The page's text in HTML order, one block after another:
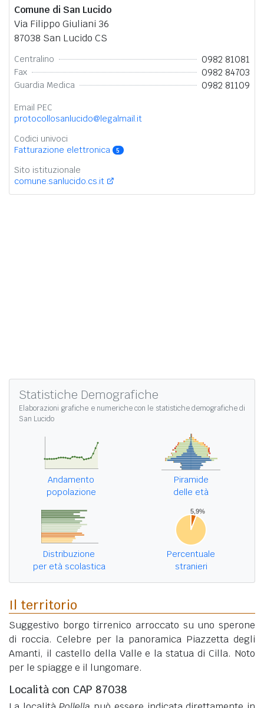
Comune di San Lucido
Via Filippo Giuliani 36
87038 San Lucido CS
Centralino 0982 81081
Fax 0982 84703
Guardia Medica 0982 81109
Email PEC
protocollosanlucido@legalmail.it
Codici univoci
Fatturazione elettronica
5
Sito istituzionale
comune.sanlucido.cs.it
Statistiche Demografiche
Elaborazioni grafiche e numeriche con le statistiche demografiche di
San Lucido
Andamento
popolazione
Piramide
delle età
Distribuzione
per età scolastica
Percentuale
stranieri
Il territorio
Suggestivo borgo tirrenico arroccato su uno sperone
di roccia. Celebre per la panoramica Piazzetta degli
Amanti, il castello della Valle e la statua di Cilla. Noto
per le spiagge e il lungomare.
Località con CAP 87038